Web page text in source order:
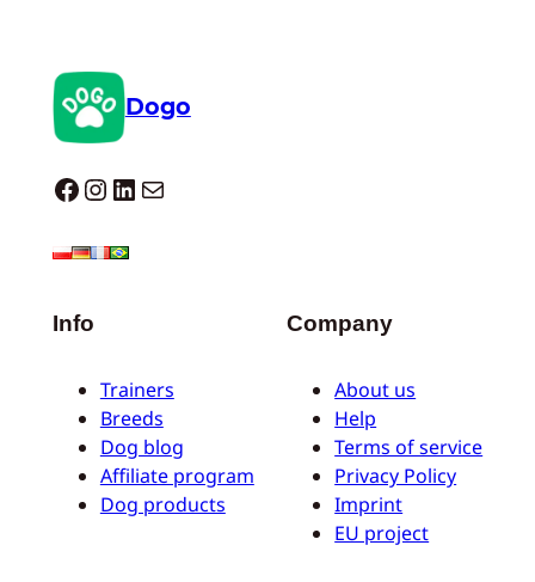
Dogo
Dogo facebook InstagramLinkedIn Correo electrónico
Info
Trainers
Breeds
Dog blog
Affiliate program
Dog products
Company
About us
Help
Terms of service
Privacy Policy
Imprint
EU project